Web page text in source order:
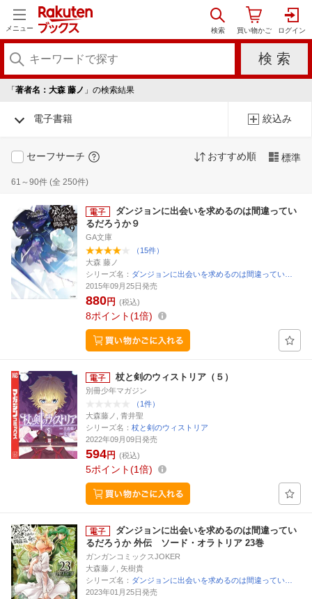
メニュー
「 著者名：大森 藤ノ 」の検索結果
電子書籍 絞込み
セーフサーチ おすすめ順 標準
61～90件 (全 250件)
ダンジョンに出会いを求めるのは間違ってい
るだろうか９
GA文庫
（15件）
大森 藤ノ
シリーズ名： ダンジョンに出会いを求めるのは間違ってい…
2015年09月25日発売
880円 (税込)
8ポイント 1倍
杖と剣のウィストリア（５）
別冊少年マガジン
（1件）
大森藤ノ, 青井聖
シリーズ名： 杖と剣のウィストリア
2022年09月09日発売
594円 (税込)
5ポイント 1倍
ダンジョンに出会いを求めるのは間違ってい
るだろうか 外伝 ソード・オラトリア 23巻
ガンガンコミックスJOKER
大森藤ノ, 矢樹貴
シリーズ名： ダンジョンに出会いを求めるのは間違ってい…
2023年01月25日発売